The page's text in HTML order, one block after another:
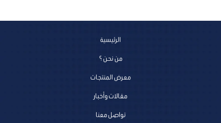
الرئيسية
من نحن ؟
معرض المنتجات
مقالات وأخبار
تواصل معنا